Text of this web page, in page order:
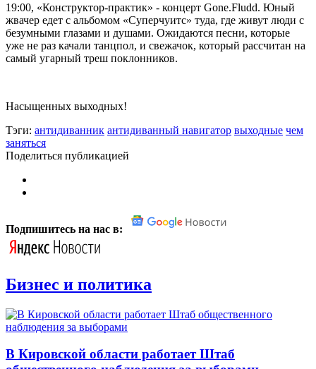
19:00, «Конструктор-практик» - концерт Gone.Fludd. Юный
жвачер едет с альбомом «Суперчуитс» туда, где живут люди с
безумными глазами и душами. Ожидаются песни, которые
уже не раз качали танцпол, и свежачок, который рассчитан на
самый угарный треш поклонников.
Насыщенных выходных!
Тэги: антидиванник антидиванный навигатор выходные чем
заняться
Поделиться публикацией
Подпишитесь на нас в:
Бизнес и политика
В Кировской области работает Штаб